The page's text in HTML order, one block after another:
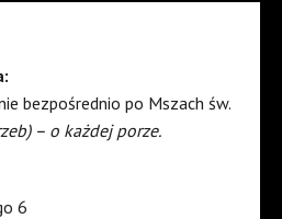
bezpośrednio po Mszach św.
– o każdej porze.
6